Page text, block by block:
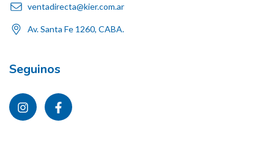
ventadirecta@kier.com.ar
Av. Santa Fe 1260, CABA.
Seguinos